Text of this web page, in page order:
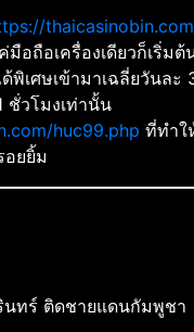
อถือเครื่องเดียวก็เริ่มต้
พิเศษเข้ามาเฉลี่ยวันละ
ชั่วโมงเท่านั้น
huc99.php ที่ทำใ
ยยิ้ม
นทร์ ติดชายแดนกัมพูชา